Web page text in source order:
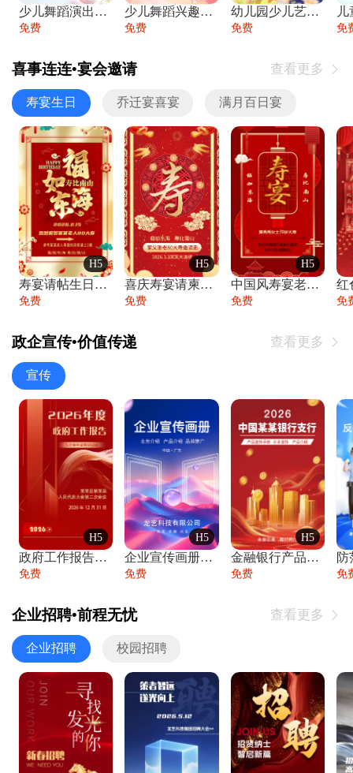
少儿舞蹈演出舞蹈比赛跳舞大赛文艺汇演活动
免费
少儿舞蹈兴趣班艺术培训学校招生宣传
免费
幼儿园少儿艺术展览绘画展摄影作品展美术展
免费 免
喜事连连•宴会邀请 查看更多 
寿宴生日 乔迁宴喜宴 满月百日宴
H5
寿宴请帖生日宴邀请函老人寿星生日快乐祝寿
免费
H5
喜庆寿宴请柬老人生日宴会邀请函请柬过大寿
免费
H5
中国风寿宴老人生日宴会邀请函寿宴请帖请柬
免费 免
政企宣传•价值传递 查看更多 
宣传
H5
政府工作报告政府年终工作总结
免费
H5
企业宣传画册公司简介产品介绍业务宣传手册
免费
H5
金融银行产品宣传手册企业宣传产品介绍
免费
防
免
企业招聘•前程无忧 查看更多 
企业招聘 校园招聘